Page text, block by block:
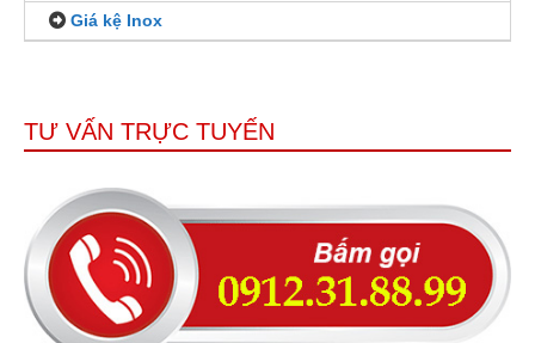
Giá kệ Inox
TƯ VẤN TRỰC TUYẾN